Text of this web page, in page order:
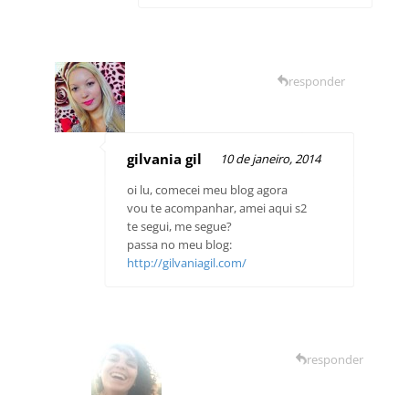
gilvania gil
10 de janeiro, 2014
oi lu, comecei meu blog agora
vou te acompanhar, amei aqui s2
te segui, me segue?
passa no meu blog:
http://gilvaniagil.com/
responder
responder